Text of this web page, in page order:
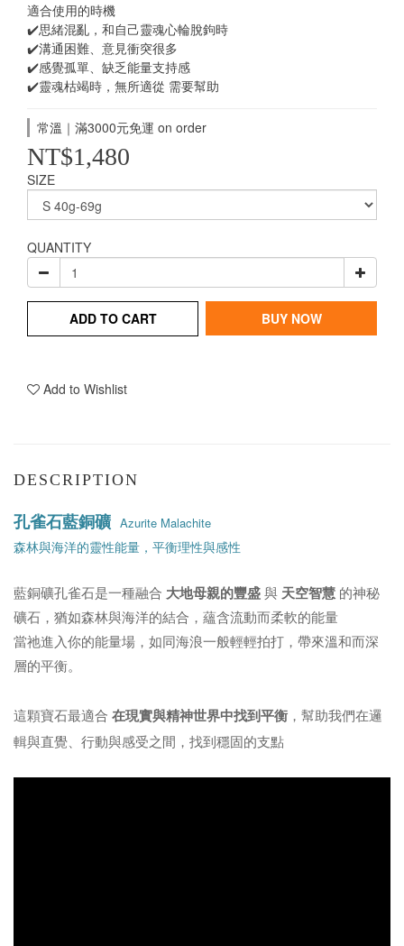
適合使用的時機
✔️思緒混亂，和自己靈魂心輪脫鉤時
✔️溝通困難、意見衝突很多
✔️感覺孤單、缺乏能量支持感
✔️靈魂枯竭時，無所適從 需要幫助
常溫｜滿3000元免運 on order
NT$1,480
SIZE
QUANTITY
ADD TO CART BUY NOW
Add to Wishlist
DESCRIPTION
孔雀石藍銅礦 Azurite Malachite
森林與海洋的靈性能量，平衡理性與感性
藍銅礦孔雀石是一種融合 大地母親的豐盛 與 天空智慧 的神秘
礦石，猶如森林與海洋的結合，蘊含流動而柔軟的能量
當祂進入你的能量場，如同海浪一般輕輕拍打，帶來溫和而深
層的平衡。
這顆寶石最適合 在現實與精神世界中找到平衡 ，幫助我們在邏
輯與直覺、行動與感受之間，找到穩固的支點